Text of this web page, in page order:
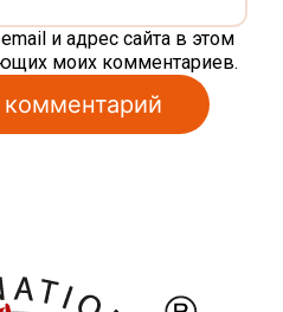
и адрес сайта в этом
моих комментариев.